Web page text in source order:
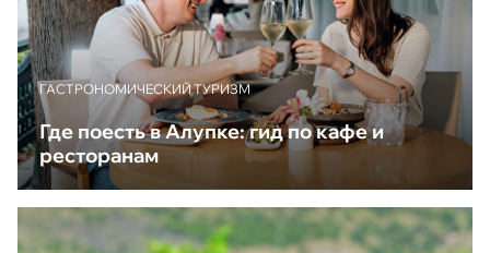
ГАСТРОНОМИЧЕСКИЙ ТУРИЗМ
Где поесть в Алупке: гид по кафе и
ресторанам